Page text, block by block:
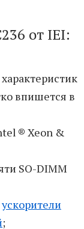
от IEI:
впишется в
® Xeon &
SO-DIMM
ускорители
;